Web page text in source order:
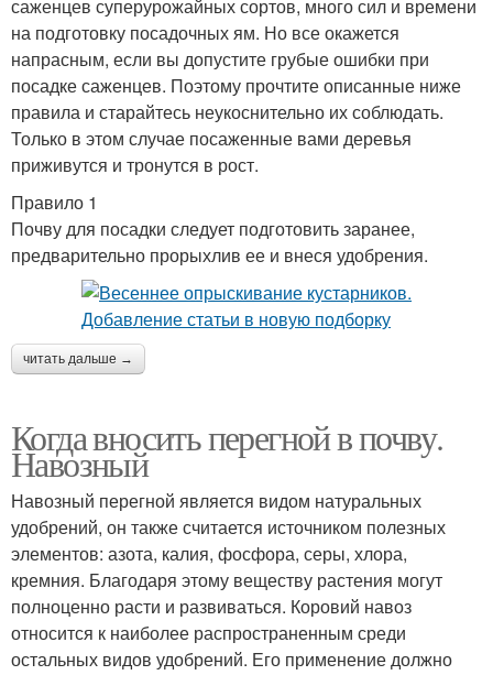
саженцев суперурожайных сортов, много сил и времени
на подготовку посадочных ям. Но все окажется
напрасным, если вы допустите грубые ошибки при
посадке саженцев. Поэтому прочтите описанные ниже
правила и старайтесь неукоснительно их соблюдать.
Только в этом случае посаженные вами деревья
приживутся и тронутся в рост.
Правило 1
Почву для посадки следует подготовить заранее,
предварительно прорыхлив ее и внеся удобрения.
читать дальше →
Когда вносить перегной в почву.
Навозный
Навозный перегной является видом натуральных
удобрений, он также считается источником полезных
элементов: азота, калия, фосфора, серы, хлора,
кремния. Благодаря этому веществу растения могут
полноценно расти и развиваться. Коровий навоз
относится к наиболее распространенным среди
остальных видов удобрений. Его применение должно